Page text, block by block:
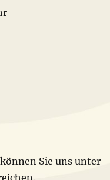
Sie uns unter